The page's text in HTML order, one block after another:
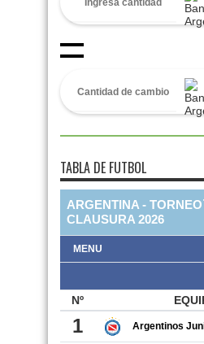
TABLA DE FUTBOL